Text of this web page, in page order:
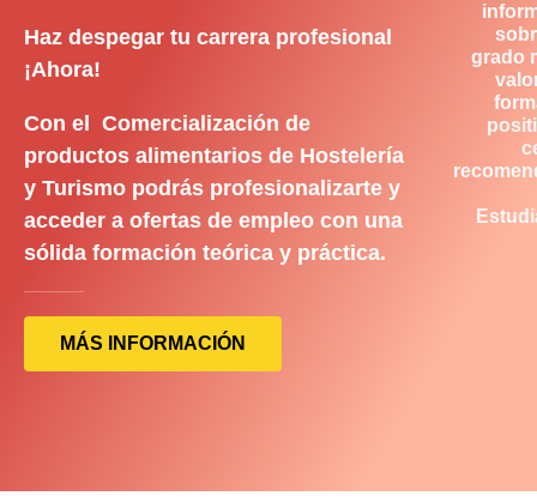
Haz despegar tu carrera profesional
¡Ahora!
Con el Comercialización de
productos alimentarios de Hostelería
y Turismo podrás profesionalizarte y
acceder a ofertas de empleo con una
sólida formación teórica y práctica.
MÁS INFORMACIÓN
grado